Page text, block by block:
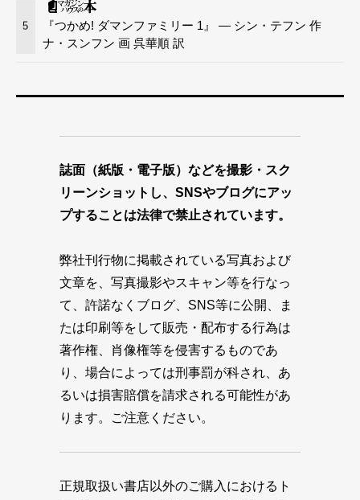
5
『つかめ! ダマンファミリー 1』 — シン・テフン 作
ナ・スンフン 画 呉華順 訳
誌面（紙版・電子版）などを撮影・スク
リーンショットし、SNSやブログにアッ
プすることは法律で禁止されています。
弊社刊行物に掲載されている写真および
文章を、写真撮影やスキャン等を行なっ
て、許諾なくブログ、SNS等に公開、ま
たは印刷等をして販売・配布する行為は
著作権、肖像権等を侵害するものであ
り、場合によっては刑事罰が科され、あ
るいは損害賠償を請求される可能性があ
ります。ご注意ください。
正規取扱い書店以外のご購入におけるト